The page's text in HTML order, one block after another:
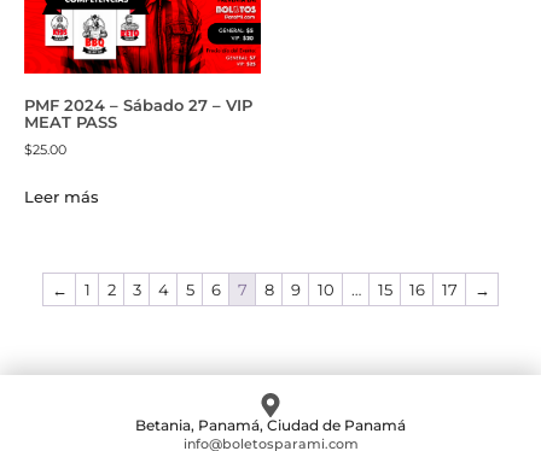
PMF 2024 – Sábado 27 – VIP
MEAT PASS
$25.00
Leer más
← 1 2 3 4 5 6 7 8 9 10 … 15 16 17 →
Betania, Panamá, Ciudad de Panamá
info@boletosparami.com